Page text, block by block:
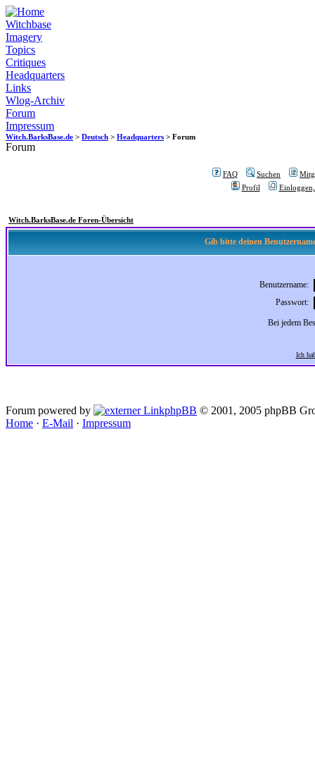
Witchbase
Imagery
Topics
Critiques
Headquarters
Links
Wlog-Archiv
Forum
Impressum
Witch.BarksBase.de > Deutsch > Headquarters > Forum
Forum
FAQ Suchen
Profil
Witch.BarksBase.de Foren-Übersicht
Gib bitte deinen
Benutzername:
Passwort:
Bei jedem
Ich
Forum powered by phpBB © 2001, 2005 phpBB
Home · E-Mail · Impressum